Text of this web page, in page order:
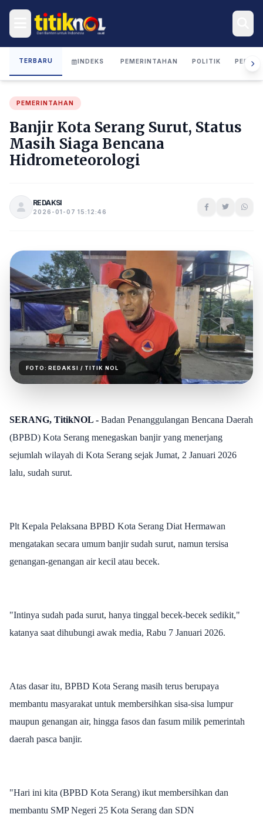
TERBARU INDEKS PEMERINTAHAN POLITIK
PEMERINTAHAN
Banjir Kota Serang Surut, Status
Masih Siaga Bencana
Hidrometeorologi
REDAKSI
2026-01-07 15:12:46
FOTO:REDAKSI / TITIK NOL
SERANG, TitikNOL - Badan Penanggulangan Bencana Daerah
(BPBD) Kota Serang menegaskan banjir yang menerjang
sejumlah wilayah di Kota Serang sejak Jumat, 2 Januari 2026
lalu, sudah surut.
Plt Kepala Pelaksana BPBD Kota Serang Diat Hermawan
mengatakan secara umum banjir sudah surut, namun tersisa
genangan-genangan air kecil atau becek.
"Intinya sudah pada surut, hanya tinggal becek-becek sedikit,"
katanya saat dihubungi awak media, Rabu 7 Januari 2026.
Atas dasar itu, BPBD Kota Serang masih terus berupaya
membantu masyarakat untuk membersihkan sisa-sisa lumpur
maupun genangan air, hingga fasos dan fasum milik pemerintah
daerah pasca banjir.
"Hari ini kita (BPBD Kota Serang) ikut membersihkan dan
membantu SMP Negeri 25 Kota Serang dan SDN